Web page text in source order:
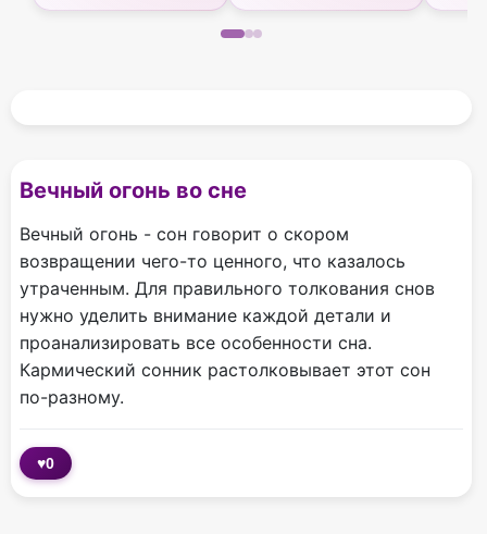
Вечный огонь во сне
Вечный огонь - сон говорит о скором
возвращении чего-то ценного, что казалось
утраченным. Для правильного толкования снов
нужно уделить внимание каждой детали и
проанализировать все особенности сна.
Кармический сонник растолковывает этот сон
по-разному.
♥0